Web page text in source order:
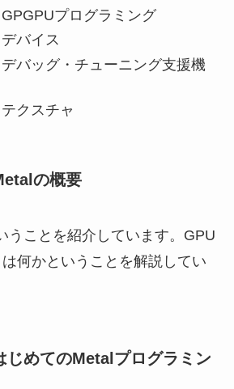
プログラミング
バイス
バッグ・チューニング支援機
クスチャ
の概要
うことを紹介しています。GPU
何かということを解説してい
じめてのMetalプログラミン